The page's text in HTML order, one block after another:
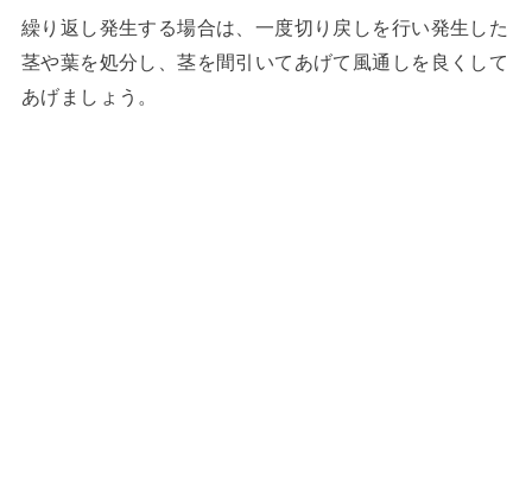
繰り返し発生する場合は、一度切り戻しを行い発生した
茎や葉を処分し、茎を間引いてあげて風通しを良くして
あげましょう。